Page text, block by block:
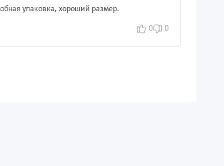
упаковка, хороший размер.
0 0